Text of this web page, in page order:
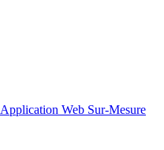
Application Web Sur-Mesure